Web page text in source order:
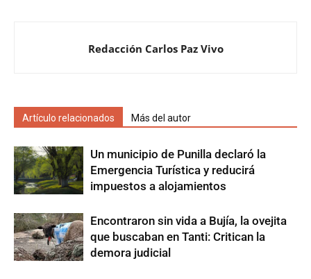
Redacción Carlos Paz Vivo
Artículo relacionados Más del autor
Un municipio de Punilla declaró la
Emergencia Turística y reducirá
impuestos a alojamientos
Encontraron sin vida a Bujía, la ovejita
que buscaban en Tanti: Critican la
demora judicial